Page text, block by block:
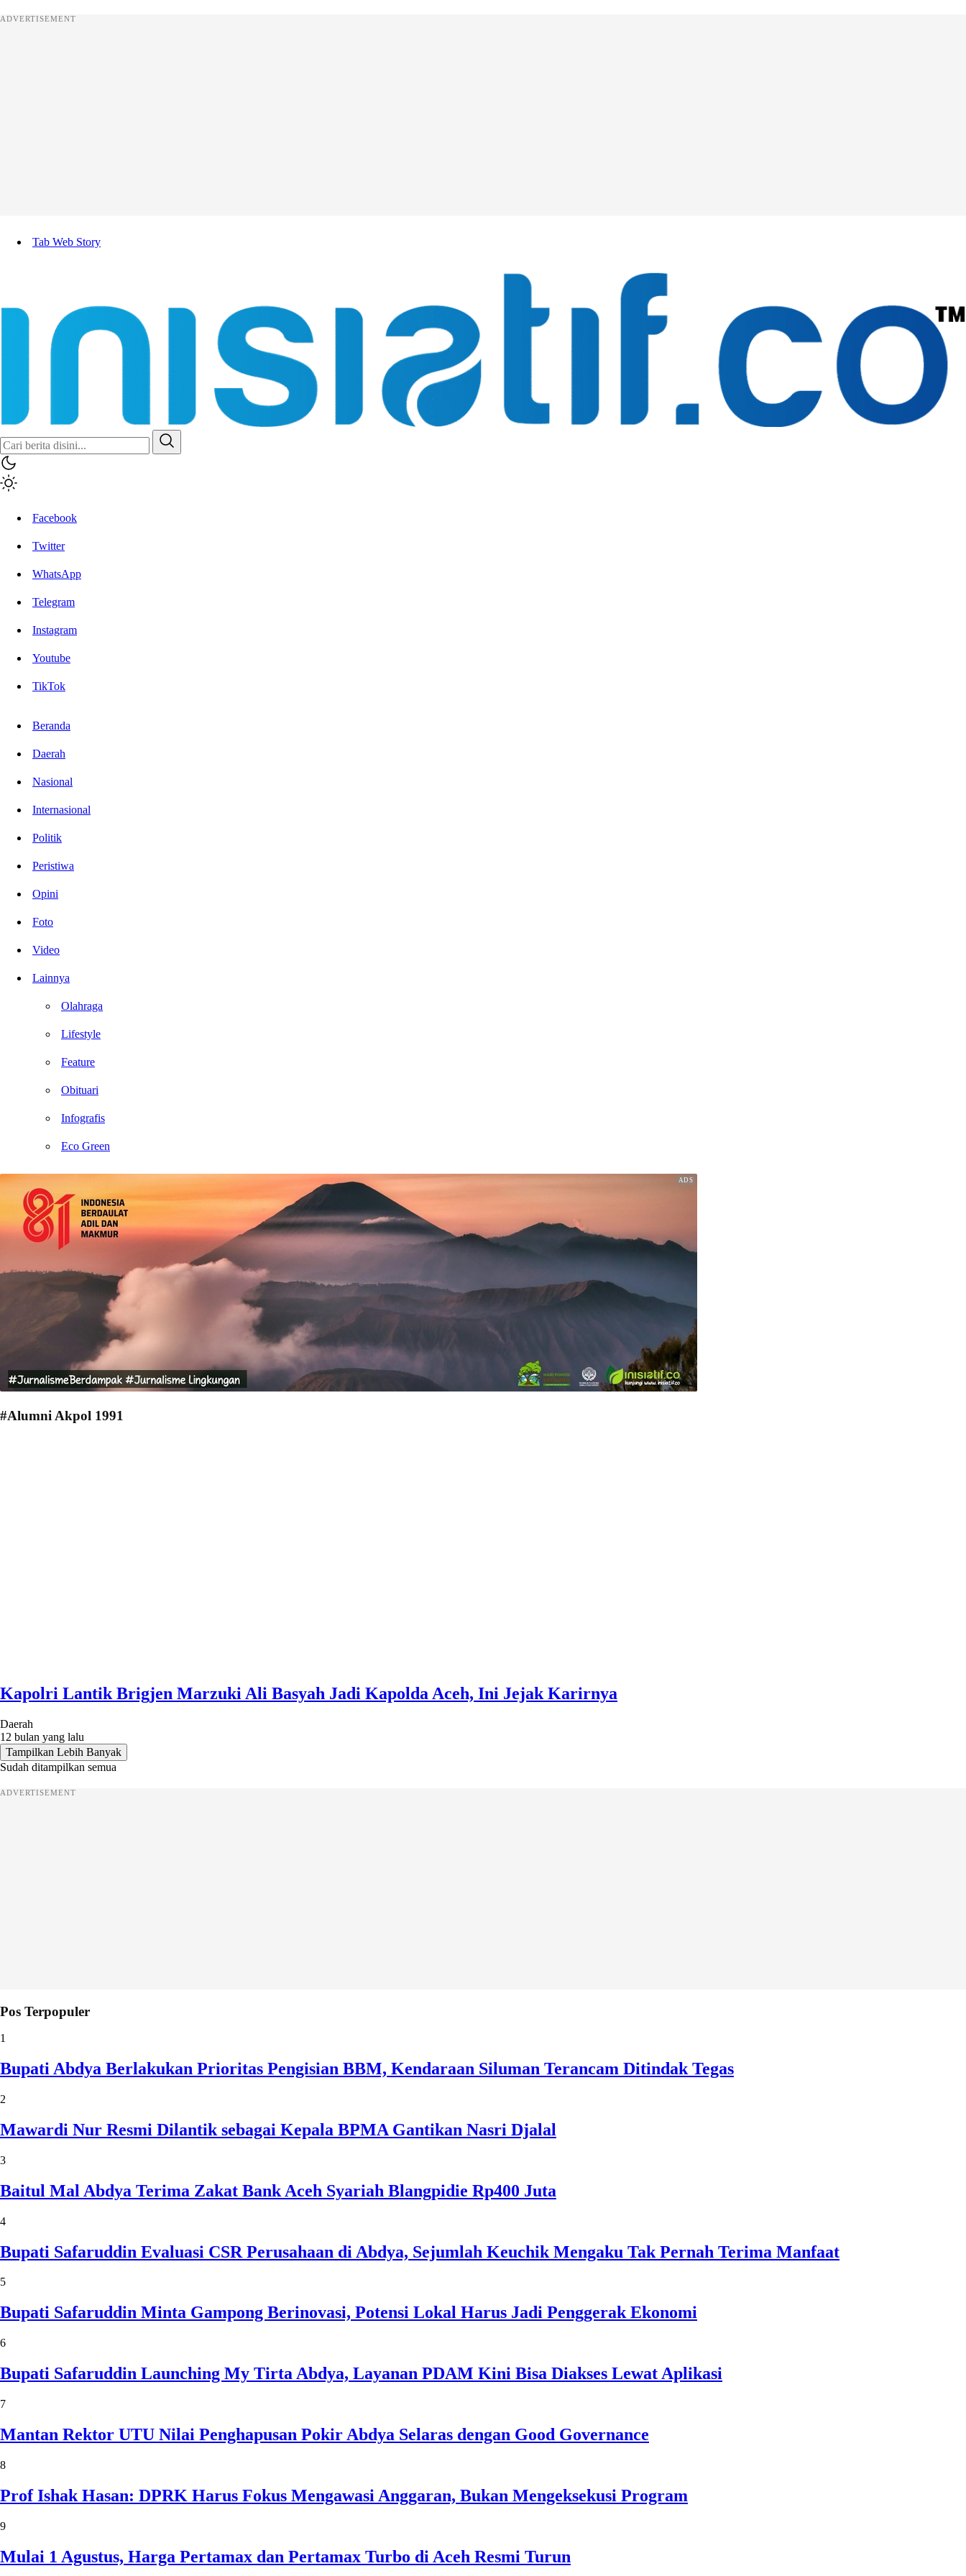
ADVERTISEMENT
Tab Web Story
Inisiatif.co
Stay Connected Stay Informed
Facebook
Twitter
WhatsApp
Telegram
Instagram
Youtube
TikTok
Beranda
Daerah
Nasional
Internasional
Politik
Peristiwa
Opini
Foto
Video
Lainnya
Olahraga
Lifestyle
Feature
Obituari
Infografis
Eco Green
#Alumni Akpol 1991
Kapolri Lantik Brigjen Marzuki Ali Basyah Jadi Kapolda Aceh, Ini Jejak Karirnya
Daerah
12 bulan yang lalu
Tampilkan Lebih Banyak
Sudah ditampilkan semua
ADVERTISEMENT
Pos Terpopuler
1
Bupati Abdya Berlakukan Prioritas Pengisian BBM, Kendaraan Siluman Terancam Ditindak Tegas
2
Mawardi Nur Resmi Dilantik sebagai Kepala BPMA Gantikan Nasri Djalal
3
Baitul Mal Abdya Terima Zakat Bank Aceh Syariah Blangpidie Rp400 Juta
4
Bupati Safaruddin Evaluasi CSR Perusahaan di Abdya, Sejumlah Keuchik Mengaku Tak Pernah Terima Manfaat
5
Bupati Safaruddin Minta Gampong Berinovasi, Potensi Lokal Harus Jadi Penggerak Ekonomi
6
Bupati Safaruddin Launching My Tirta Abdya, Layanan PDAM Kini Bisa Diakses Lewat Aplikasi
7
Mantan Rektor UTU Nilai Penghapusan Pokir Abdya Selaras dengan Good Governance
8
Prof Ishak Hasan: DPRK Harus Fokus Mengawasi Anggaran, Bukan Mengeksekusi Program
9
Mulai 1 Agustus, Harga Pertamax dan Pertamax Turbo di Aceh Resmi Turun